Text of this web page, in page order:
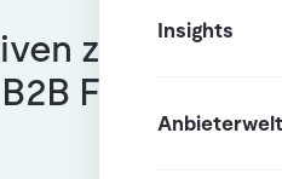
Insights
Anbieterwelt
zu
Fulfillment